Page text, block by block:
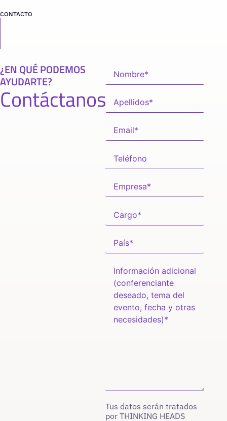
CONTACTO
¿EN QUÉ PODEMOS
AYUDARTE?
Contáctanos
Tus datos serán tratados
por THINKING HEADS